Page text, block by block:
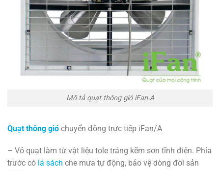
Mô tả quạt thông gió iFan-A
Quạt thông gió chuyển động trực tiếp iFan/A
– Vỏ quạt làm từ vật liệu tole tráng kẽm sơn tĩnh điện. Phía
trước có lá sách che mưa tự động, bảo vệ dòng đời sản